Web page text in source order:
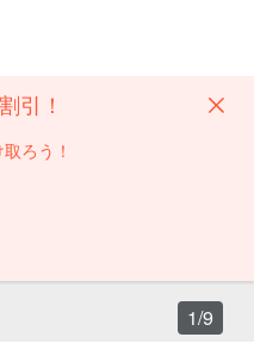
引！
ろう！
1/9